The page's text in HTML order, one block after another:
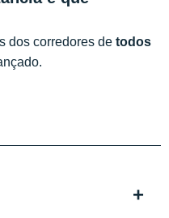
dos corredores de todos